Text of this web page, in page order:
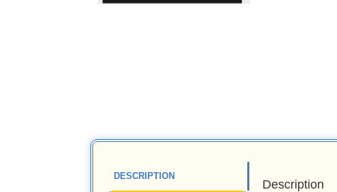
DESCRIPTION
Description